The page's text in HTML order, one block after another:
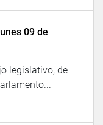
09 de
legislativo, de